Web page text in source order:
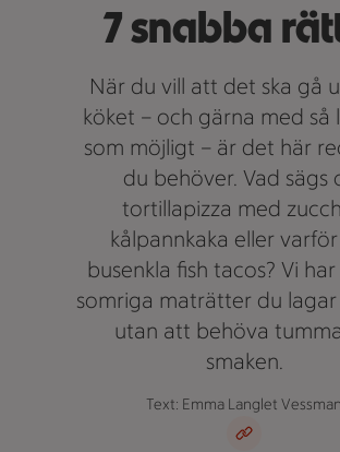
7 snabba
När du vill att det ska gå
köket – och gärna med så
som möjligt – är det här
du behöver. Vad sägs
tortillapizza med
kålpannkaka eller
busenkla fish tacos? Vi
somriga maträtter du
utan att behöva
smaken.
Text: Emma Langlet Vessman